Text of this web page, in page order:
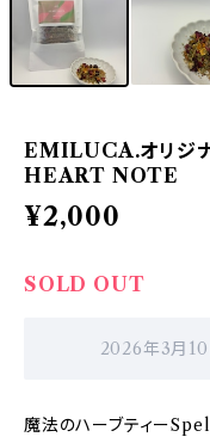
EMILUCA.オリジ
HEART NOTE
¥2,000
SOLD OUT
2026年3月
魔法のハーブティー